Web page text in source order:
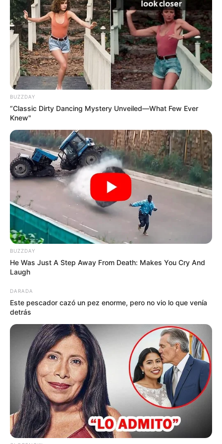
ALERTA BOGOTÁ EN GOOGLE NEWS
TEMAS RELACIONADOS
BRASIL ACCIDENTE
CARTAGENEROS
NOTICIAS CARTAGENA
ACCIDENTE DE TRÁNSITO
COLOMBIANOS EN EL EXTERIOR
MANTÉNGASE EN ALERTA
Tenemos todas las noticias que le
interesan. Para estar bien informado, por
favor, active las notificaciones de Alerta.
ACTIVAR AHORA
TEMAS DESTACADOS
EL CARMEN DE BOLÍVAR
ALCALDÍA DE CARTAGENA
YAMIL ARANA
FEMINICIDIO
BUZZDAY
“Classic Dirty Dancing Mystery Unveiled—What Few Ever
Knew"
BUZZDAY
He Was Just A Step Away From Death: Makes You Cry And
Laugh
DARADA
Este pescador cazó un pez enorme, pero no vio lo que venía
detrás